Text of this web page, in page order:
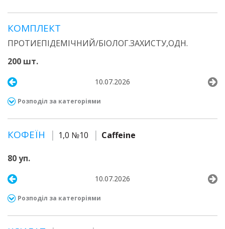
КОМПЛЕКТ
ПРОТИЕПІДЕМІЧНИЙ/БІОЛОГ.ЗАХИСТУ,ОДН.
200 шт.
10.07.2026
Розподіл за категоріями
КОФЕЇН 1,0 №10 Caffeine
80 уп.
10.07.2026
Розподіл за категоріями